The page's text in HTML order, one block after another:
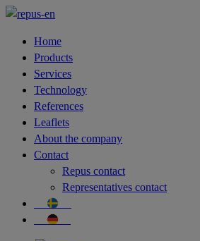
Home
Products
Services
Technology
References
Leaflets
About the company
Contact
Repus contact
Representatives contact
Svenska
Deutsch